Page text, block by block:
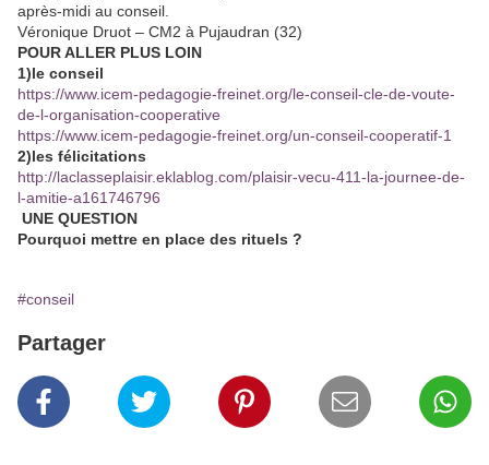
après-midi au conseil.
Véronique Druot – CM2 à Pujaudran (32)
POUR ALLER PLUS LOIN
1)le conseil
https://www.icem-pedagogie-freinet.org/le-conseil-cle-de-voute-
de-l-organisation-cooperative
https://www.icem-pedagogie-freinet.org/un-conseil-cooperatif-1
2)les félicitations
http://laclasseplaisir.eklablog.com/plaisir-vecu-411-la-journee-de-
l-amitie-a161746796
UNE QUESTION
Pourquoi mettre en place des rituels ?
#conseil
Partager